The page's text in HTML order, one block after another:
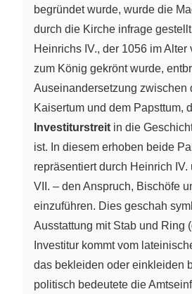
begründet wurde, wurde die
durch die Kirche infrage
Heinrichs IV., der 1056 im Alter
zum König gekrönt wurde,
Auseinandersetzung zwischen
Kaisertum und dem Papsttum,
Investiturstreit in die
ist. In diesem erhoben beide
repräsentiert durch Heinrich IV.
VII. – den Anspruch, Bischöfe
einzuführen. Dies geschah
Ausstattung mit Stab und Ring
Investitur kommt vom
das bekleiden oder einkleiden
politisch bedeutete die